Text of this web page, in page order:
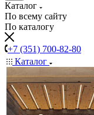
Каталог
По всему сайту
По каталогу
+7 (351) 700-82-80
Каталог